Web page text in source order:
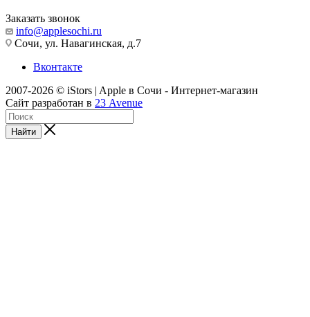
Заказать звонок
info@applesochi.ru
Сочи, ул. Навагинская, д.7
Вконтакте
2007-2026 © iStors | Apple в Сочи - Интернет-магазин
Сайт разработан в 23 Avenue
Найти